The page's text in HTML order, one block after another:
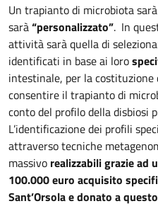
Un trapianto di microbiota
sarà“personalizzato”. In
attività sarà quella di
identificati in base ai loro
intestinale, per la costituzione
consentire il trapianto di
conto del profilo della disbiosi
L’identificazione dei profili
attraverso tecniche
massivo realizzabili grazie ad
100.000 euro acquisito
Sant’Orsola e donato a